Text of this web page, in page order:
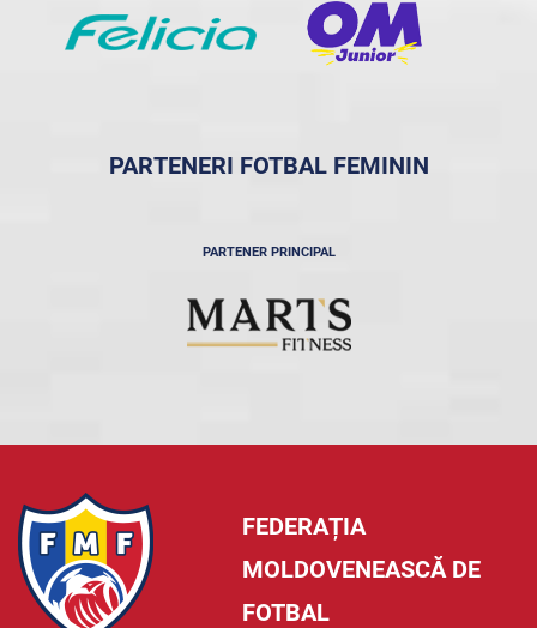
PARTENERI FOTBAL FEMININ
PARTENER PRINCIPAL
FEDERAȚIA
MOLDOVENEASCĂ DE
FOTBAL